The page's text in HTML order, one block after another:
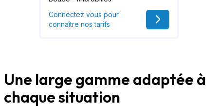
Connectez vous pour
connaître nos tarifs
Une large gamme adaptée à
chaque situation